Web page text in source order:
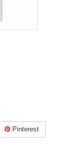
Pinterest